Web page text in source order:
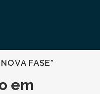
FASE”
em